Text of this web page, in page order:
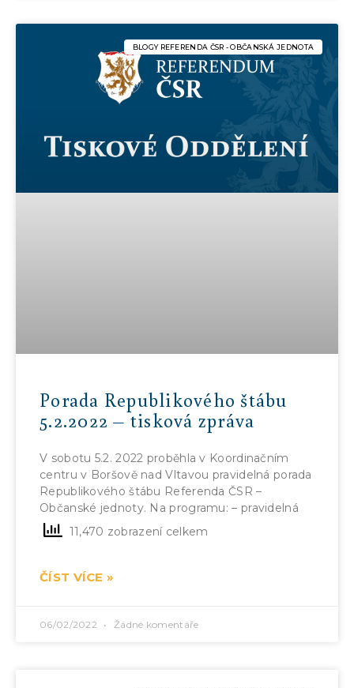
BLOGY REFERENDA ČSR - OBČANSKÁ JEDNOTA
Porada Republikového štábu
5.2.2022 – tisková zpráva
V sobotu 5.2. 2022 proběhla v Koordinačním
centru v Boršově nad Vltavou pravidelná porada
Republikového štábu Referenda ČSR –
Občanské jednoty. Na programu: – pravidelná
11,470 zobrazení celkem
ČÍST VÍCE »
06/02/2022 Žádné komentáře